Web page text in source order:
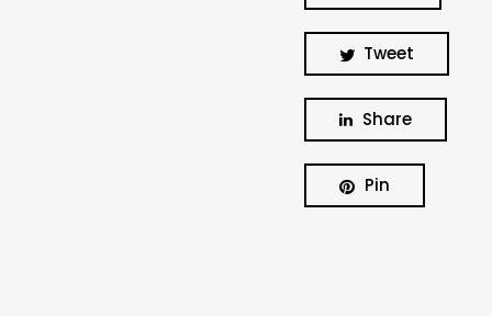
Tweet
Share
Pin